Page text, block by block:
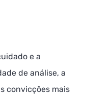
e a
de análise, a
convicções mais